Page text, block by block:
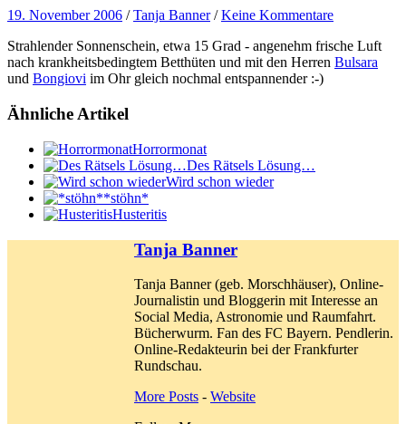
19. November 2006 /Tanja Banner /Keine Kommentare
Strahlender Sonnenschein, etwa 15 Grad - angenehm frische Luft
nach krankheitsbedingtem Betthüten und mit den Herren Bulsara
und Bongiovi im Ohr gleich nochmal entspannender :-)
Ähnliche Artikel
Horrormonat
Des Rätsels Lösung…
Wird schon wieder
*stöhn*
Husteritis
Tanja Banner
Tanja Banner (geb. Morschhäuser), Online-
Journalistin und Bloggerin mit Interesse an
Social Media, Astronomie und Raumfahrt.
Bücherwurm. Fan des FC Bayern. Pendlerin.
Online-Redakteurin bei der Frankfurter
Rundschau.
More Posts - Website